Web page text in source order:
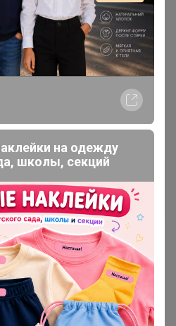
х/б изделий (аналог Боу
фото упаковки?
Смесь
фасует у себя на
уточню. Ниже скину
на одежду
школы, секций